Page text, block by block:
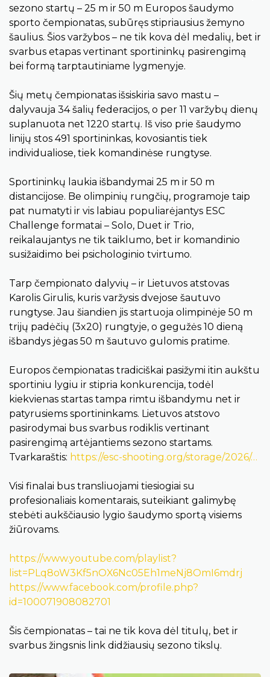
sezono startų – 25 m ir 50 m Europos šaudymo
sporto čempionatas, subūręs stipriausius žemyno
šaulius. Šios varžybos – ne tik kova dėl medalių, bet ir
svarbus etapas vertinant sportininkų pasirengimą
bei formą tarptautiniame lygmenyje.
Šių metų čempionatas išsiskiria savo mastu –
dalyvauja 34 šalių federacijos, o per 11 varžybų dienų
suplanuota net 1220 startų. Iš viso prie šaudymo
linijų stos 491 sportininkas, kovosiantis tiek
individualiose, tiek komandinėse rungtyse.
Sportininkų laukia išbandymai 25 m ir 50 m
distancijose. Be olimpinių rungčių, programoje taip
pat numatyti ir vis labiau populiarėjantys ESC
Challenge formatai – Solo, Duet ir Trio,
reikalaujantys ne tik taiklumo, bet ir komandinio
susižaidimo bei psichologinio tvirtumo.
Tarp čempionato dalyvių – ir Lietuvos atstovas
Karolis Girulis, kuris varžysis dvejose šautuvo
rungtyse. Jau šiandien jis startuoja olimpinėje 50 m
trijų padėčių (3x20) rungtyje, o gegužės 10 dieną
išbandys jėgas 50 m šautuvo gulomis pratime.
Europos čempionatas tradiciškai pasižymi itin aukštu
sportiniu lygiu ir stipria konkurencija, todėl
kiekvienas startas tampa rimtu išbandymu net ir
patyrusiems sportininkams. Lietuvos atstovo
pasirodymai bus svarbus rodiklis vertinant
pasirengimą artėjantiems sezono startams.
Tvarkaraštis: https://esc-shooting.org/storage/2026/…
Visi finalai bus transliuojami tiesiogiai su
profesionaliais komentarais, suteikiant galimybę
stebėti aukščiausio lygio šaudymo sportą visiems
žiūrovams.
https://www.youtube.com/playlist?
list=PLq8oW3Kf5nOX6Nc05Eh1meNj8OmI6mdrj
https://www.facebook.com/profile.php?
id=100071908082701
Šis čempionatas – tai ne tik kova dėl titulų, bet ir
svarbus žingsnis link didžiausių sezono tikslų.